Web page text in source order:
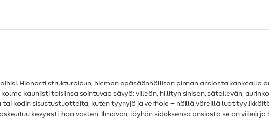
Hienosti strukturoidun, hieman epäsäännöllisen pinnan ansiosta kankaalla
kauniisti toisiinsa sointuvaa sävyä: viileän, hillityn sinisen, säteilevän,
kodin sisustustuotteita, kuten tyynyjä ja verhoja – näillä väreillä luot
kevyesti ihoa vasten. Ilmavan, löyhän sidoksensa ansiosta se on viileä